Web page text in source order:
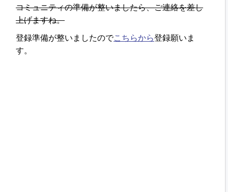
コミュニティの準備が整いましたら、ご連絡を差し
上げますね。
登録準備が整いましたのでこちらから登録願いま
す。